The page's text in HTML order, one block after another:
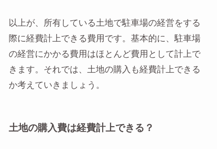
以上が、所有している土地で駐車場の経営をする
際に経費計上できる費用です。基本的に、駐車場
の経営にかかる費用はほとんど費用として計上で
きます。それでは、土地の購入も経費計上できる
か考えていきましょう。
土地の購入費は経費計上できる？